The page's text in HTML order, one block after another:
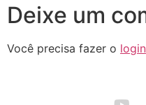
Deixe um
Você precisa fazer o login